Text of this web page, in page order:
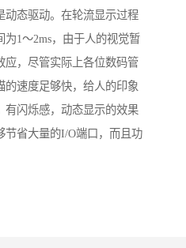
动态驱动。在轮流显示过程
1～2ms，由于人的视觉暂
应，尽管实际上各位数码管
的速度足够快，给人的印象
有闪烁感，动态显示的效果
节省大量的I/O端口，而且功